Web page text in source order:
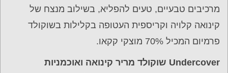
מרכיבים טבעיים, טעים להפליא, בשילוב מנצח של
קינואה קלויה וקריספית העטופה בקלילות בשוקולד
פרמיום המכיל 70% מוצקי קקאו.
Undercover שוקולד מריר קינואה ואוכמניות